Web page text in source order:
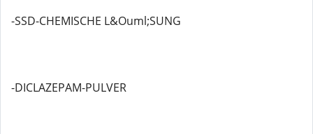
-SSD-CHEMISCHE L&Ouml;SUNG
-DICLAZEPAM-PULVER